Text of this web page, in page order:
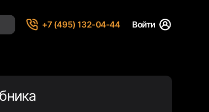
+7 (495) 132-04-44 Войти